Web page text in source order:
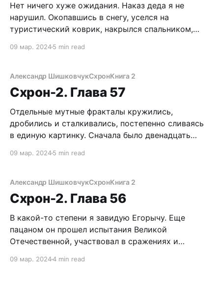
Нет ничего хуже ожидания. Наказ деда я не
нарушил. Окопавшись в снегу, уселся на
туристический коврик, накрылся спальником,
накинул маскхалат. Для спасения от холода и
прикладывался к заветной фляжке. Блин, ну где
же Егорыч? От скуки я
09 мар. 20245 min read
Александр ШишковчукСхронКнига 2
Схрон-2. Глава 57
Отдельные мутные фракталы кружились,
дробились и сталкивались, постепенно сливаясь
в единую картинку. Сначала было двенадцать
винтовку Мосина, временами бросая на меня
Егорычей стало шесть, потом три, два… и
наконец, с громким «чпок!» слились воедино.
Голова адски звенит.
09 мар. 20245 min read
Александр ШишковчукСхронКнига 2
Схрон-2. Глава 56
В какой-то степени я завидую Егорычу. Еще
пацаном он прошел испытания Великой
Отечественной, участвовал в сражениях и
Потом долгие годы отлавливал браконьеров,
09 мар. 20244 min read